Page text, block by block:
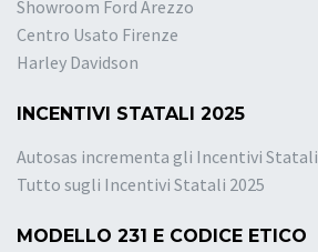
Showroom Ford Arezzo
Centro Usato Firenze
Harley Davidson
INCENTIVI STATALI 2025
Autosas incrementa gli Incentivi Statali
Tutto sugli Incentivi Statali 2025
MODELLO 231 E CODICE ETICO